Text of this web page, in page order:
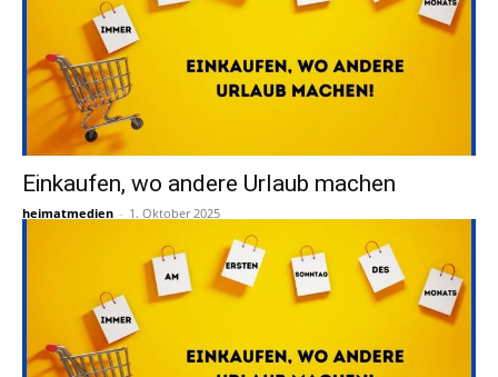
Einkaufen, wo andere Urlaub machen
heimatmedien - 1. Oktober 2025